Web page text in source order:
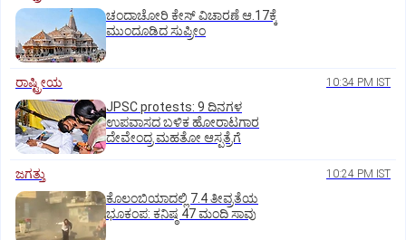
ಚಂದಾಚೋರಿ ಕೇಸ್‌ ವಿಚಾರಣೆ ಆ.17ಕ್ಕೆ
ಮುಂದೂಡಿದ ಸುಪ್ರೀಂ
ರಾಷ್ಟ್ರೀಯ 10:34 PM IST
JPSC protests: 9 ದಿನಗಳ
ಉಪವಾಸದ ಬಳಿಕ ಹೋರಾಟಗಾರ
ದೇವೇಂದ್ರ ಮಹತೋ ಆಸ್ಪತ್ರೆಗೆ
ಜಗತ್ತು 10:24 PM IST
ಕೊಲಂಬಿಯಾದಲ್ಲಿ 7.4 ತೀವ್ರತೆಯ
ಭೂಕಂಪ: ಕನಿಷ್ಠ 47 ಮಂದಿ ಸಾವು